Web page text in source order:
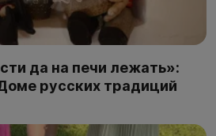
да на печи лежать»:
русских традиций